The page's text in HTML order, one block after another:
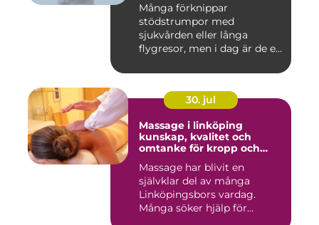
Många förknippar
stödstrumpor med
sjukvården eller långa
flygresor, men i dag är de ett
30. jul
Massage i linköping
kunskap, kvalitet och
omtanke för kropp och
Massage har blivit en
självklar del av många
Linköpingsbors vardag.
Många söker hjälp för